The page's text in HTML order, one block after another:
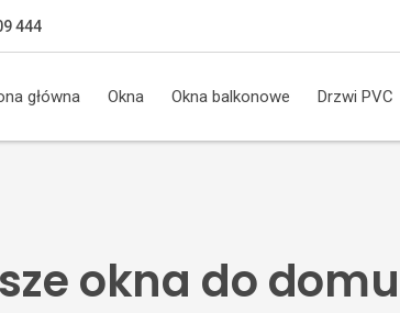
444
główna Okna Okna balkonowe Drzwi PVC
okna do domu